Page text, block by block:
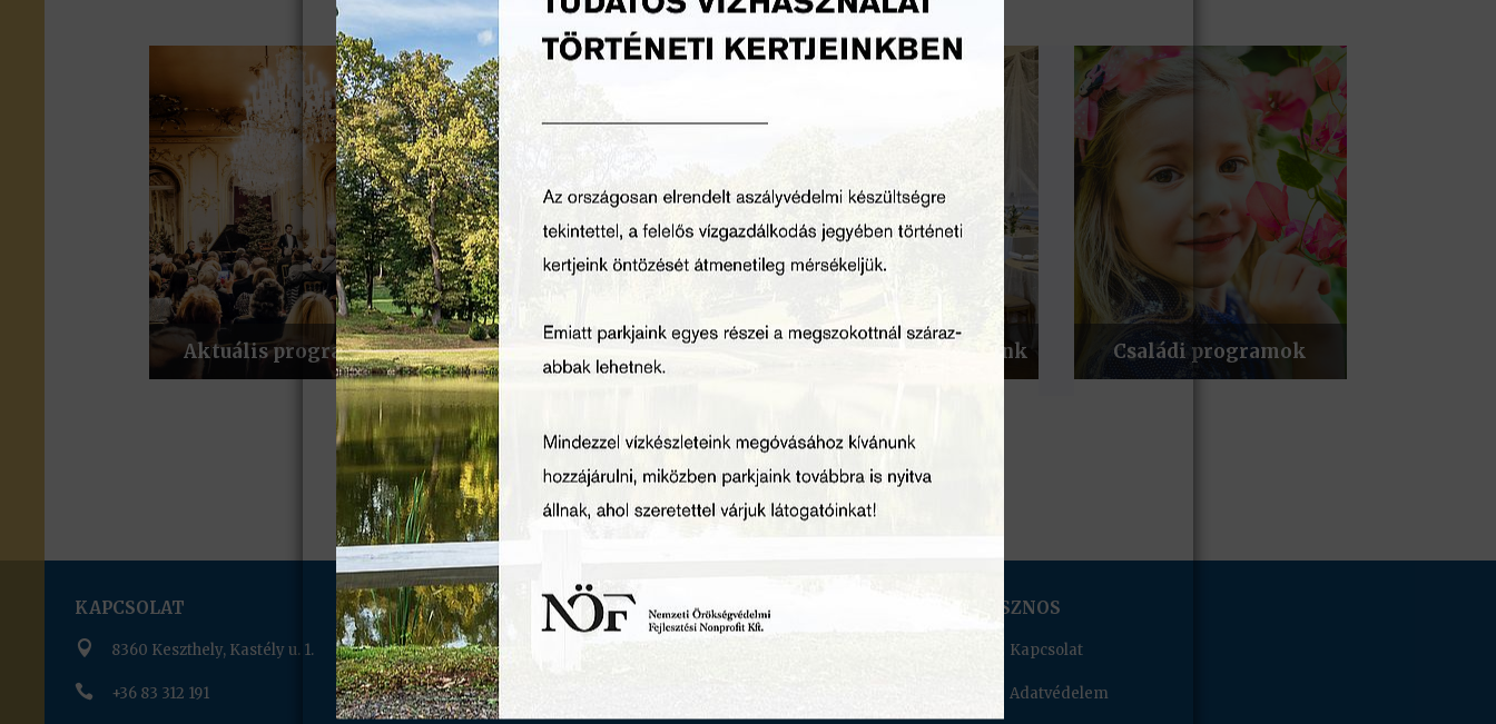
Aktuális programok Újdonságok Rendezvényhelyszíneink Családi programok
KAPCSOLAT
 8360 Keszthely, Kastély u. 1.
 +36 83 312 191
RÓLUNK HASZNOS
Kapcsolat
Adatvédelem